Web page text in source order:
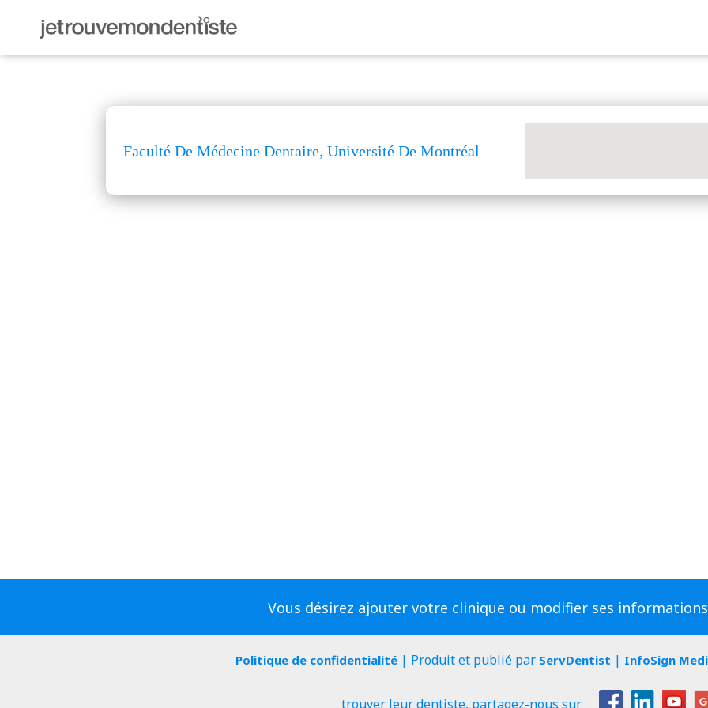
Faculté De Médecine Dentaire, Université De Montréal
Vous désirez ajouter votre clinique ou modifier ses
Politique de confidentialité | Produit et publié par ServDentist | InfoSign
trouver leur dentiste, partagez-nous sur